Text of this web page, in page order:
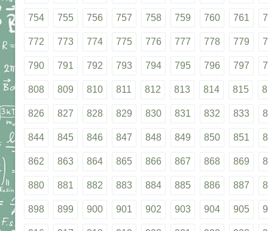
754 755 756 757 758 759 760 761
772 773 774 775 776 777 778 779
790 791 792 793 794 795 796 797
808 809 810 811 812 813 814 815
826 827 828 829 830 831 832 833
844 845 846 847 848 849 850 851
862 863 864 865 866 867 868 869
880 881 882 883 884 885 886 887
898 899 900 901 902 903 904 905